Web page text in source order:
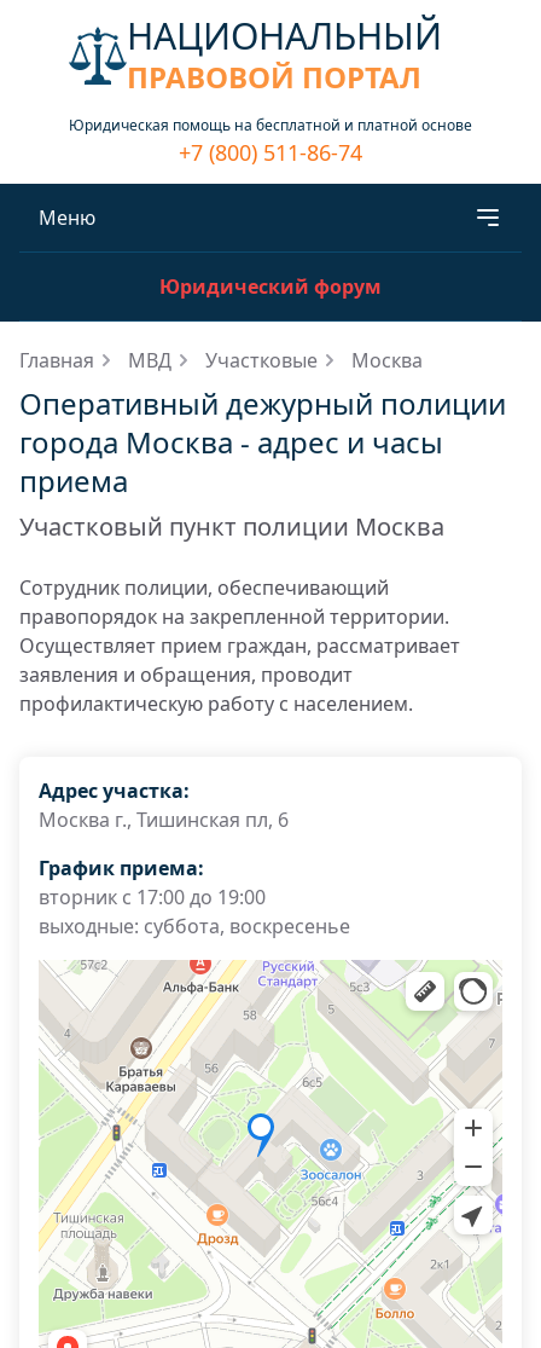
НАЦИОНАЛЬНЫЙ
ПРАВОВОЙ ПОРТАЛ
Юридическая помощь на бесплатной и платной основе
+7 (800) 511-86-74
Меню
Юридический форум
Главная МВД Участковые Москва
Оперативный дежурный полиции
города Москва - адрес и часы
приема
Участковый пункт полиции Москва
Сотрудник полиции, обеспечивающий
правопорядок на закрепленной территории.
Осуществляет прием граждан, рассматривает
заявления и обращения, проводит
профилактическую работу с населением.
Адрес участка:
Москва г., Тишинская пл, 6
График приема:
вторник с 17:00 до 19:00
выходные: суббота, воскресенье